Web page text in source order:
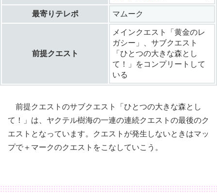
最寄りテレポ マムーク
前提クエスト
メインクエスト「黄金のレ
ガシー」、サブクエスト
「ひとつの大きな森とし
て！」をコンプリートして
いる
前提クエストのサブクエスト「ひとつの大きな森とし
て！」は、ヤクテル樹海の一連の連続クエストの最後のク
エストとなっています。クエストが発生しないときはマッ
プで＋マークのクエストをこなしていこう。